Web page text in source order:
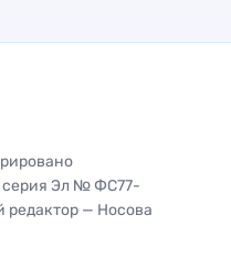
серия Эл № ФС77-
редактор — Носова